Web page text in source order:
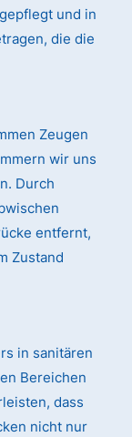
und in
die die
Zeugen
wir uns
Durch
entfernt,
Zustand
in sanitären
Bereichen
dass
nicht nur